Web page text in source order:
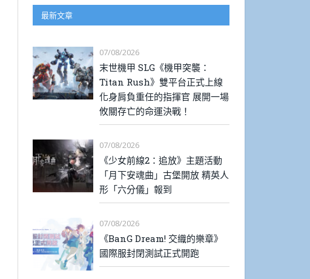
最新文章
07/08/2026
末世機甲 SLG《機甲突襲：
Titan Rush》雙平台正式上線
化身肩負重任的指揮官 展開一場
攸關存亡的命運決戰！
07/08/2026
《少女前線2：追放》主題活動
「月下安魂曲」古堡開放 精英人
形「六分儀」報到
07/08/2026
《BanG Dream! 交織的樂章》
國際服封閉測試正式開跑